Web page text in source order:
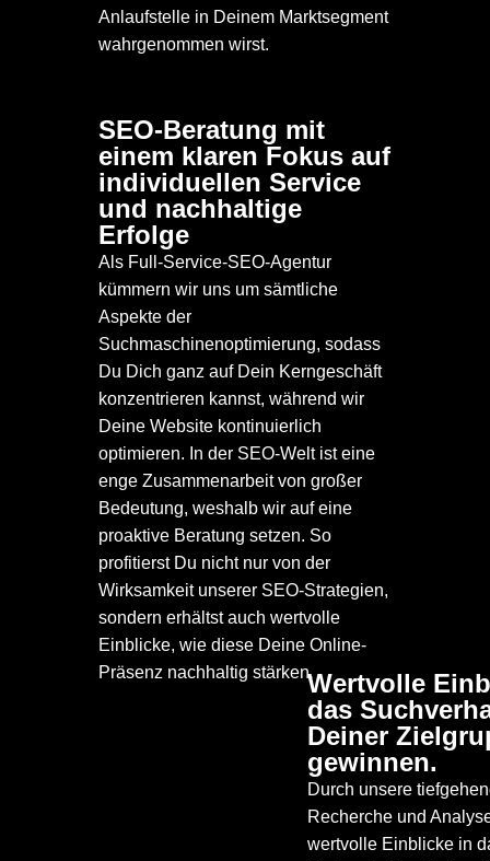
Anlaufstelle in Deinem Marktsegment
wahrgenommen wirst.
03
SEO-Beratung mit
einem klaren Fokus auf
individuellen Service
und nachhaltige
Erfolge
Als Full-Service-SEO-Agentur
kümmern wir uns um sämtliche
Aspekte der
Suchmaschinenoptimierung, sodass
Du Dich ganz auf Dein Kerngeschäft
konzentrieren kannst, während wir
Deine Website kontinuierlich
optimieren. In der SEO-Welt ist eine
enge Zusammenarbeit von großer
Bedeutung, weshalb wir auf eine
proaktive Beratung setzen. So
profitierst Du nicht nur von der
Wirksamkeit unserer SEO-Strategien,
sondern erhältst auch wertvolle
Einblicke, wie diese Deine Online-
Präsenz nachhaltig stärken.04
Wertvolle
das
Deiner
gewinnen.
Durch unsere
Recherche und
wertvolle Einblicke in